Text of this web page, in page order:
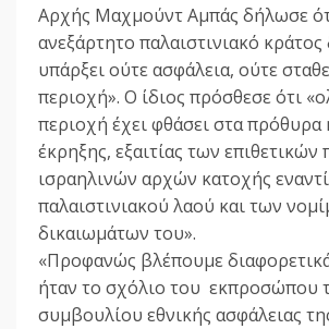
Αρχής Μαχμούντ Αμπάς δήλωσε
ανεξάρτητο παλαιστινιακό κράτος
υπάρξει ούτε ασφάλεια, ούτε
περιοχή». Ο ίδιος πρόσθεσε ότι
περιοχή έχει φθάσει στα πρόθυρα
έκρηξης, εξαιτίας των
ισραηλινών αρχών κατοχής
παλαιστινιακού λαού και των
δικαιωμάτων του».
«Προφανώς βλέπουμε
ήταν το σχόλιο του εκπροσώπου
συμβουλίου εθνικής ασφάλειας